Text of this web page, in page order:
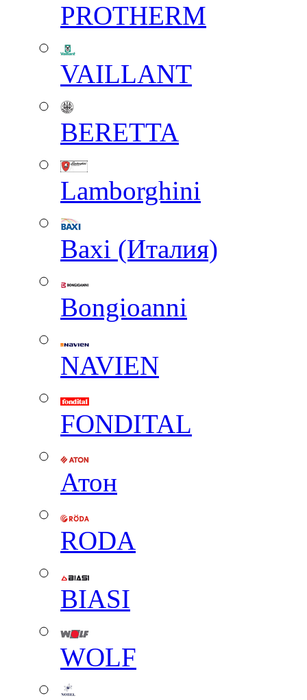
PROTHERM
VAILLANT
BERETTA
Lamborghini
Baxi (Италия)
Вongioanni
NAVIEN
FONDITAL
Атон
RODA
BIASI
WOLF